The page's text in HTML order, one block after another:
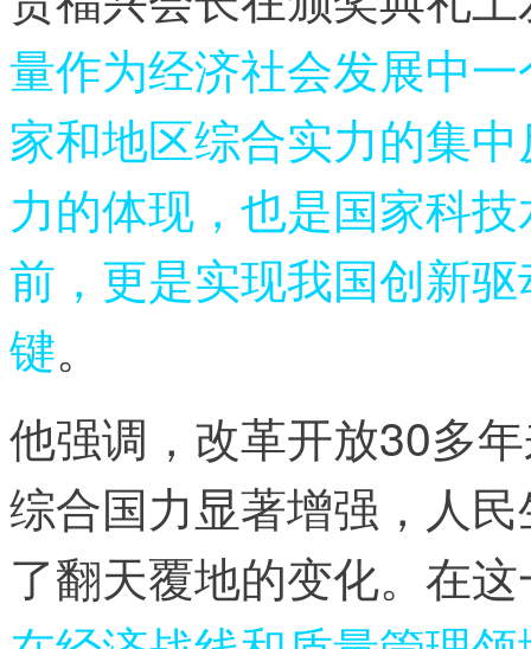
量作为经济社会发展中
家和地区综合实力的集
力的体现，也是国家科
前，更是实现我国创新
键。
他强调，改革开放30多
综合国力显著增强，人
了翻天覆地的变化。在